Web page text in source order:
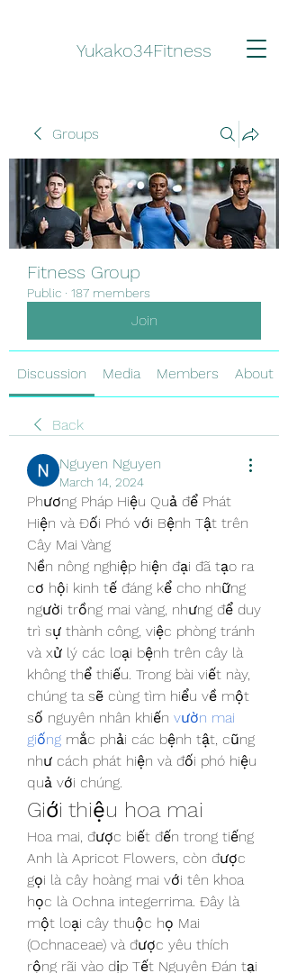
Yukako34Fitness
Groups
Fitness Group
Public · 187 members
Join
Discussion Media Members About
Back
Nguyen Nguyen
March 14, 2024
Phương Pháp Hiệu Quả để Phát
Hiện và Đối Phó với Bệnh Tật trên
Cây Mai Vàng
Nền nông nghiệp hiện đại đã tạo ra
cơ hội kinh tế đáng kể cho những
người trồng mai vàng, nhưng để duy
trì sự thành công, việc phòng tránh
và xử lý các loại bệnh trên cây là
không thể thiếu. Trong bài viết này,
chúng ta sẽ cùng tìm hiểu về một
số nguyên nhân khiến vườn mai
giống mắc phải các bệnh tật, cũng
như cách phát hiện và đối phó hiệu
quả với chúng.
Giới thiệu hoa mai
Hoa mai, được biết đến trong tiếng
Anh là Apricot Flowers, còn được
gọi là cây hoàng mai với tên khoa
học là Ochna integerrima. Đây là
một loại cây thuộc họ Mai
(Ochnaceae) và được yêu thích
rộng rãi vào dịp Tết Nguyên Đán tại